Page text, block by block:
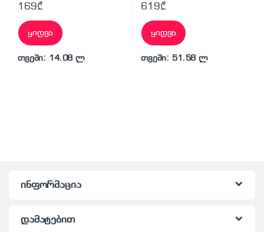
169₾
ყიდვა
თვეში: 14.08 ლ
619₾
ყიდვა
თვეში: 51.58 ლ
ინფორმაცია
დამატებით